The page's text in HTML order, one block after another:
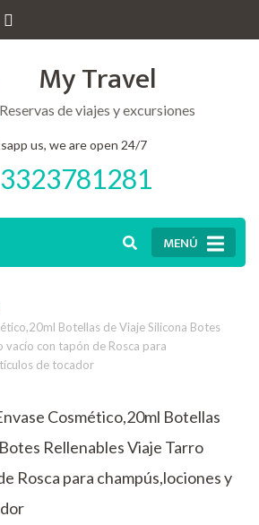
My Travel
Reservas de viajes y excursiones
us, we are open 24/7
MENÚ
Botellas de Viaje Silicona Botes
vacío con tapón de Rosca para
de tocador
Cosmético,20ml Botellas
Rellenables Viaje Tarro
Rosca para champús,lociones y